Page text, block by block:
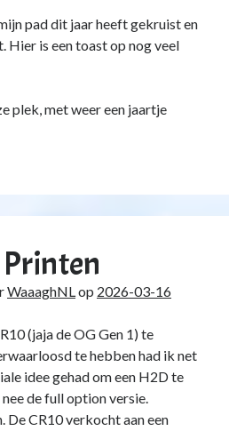
pad dit jaar heeft gekruist en
Hier is een toast op nog veel
plek, met weer een jaartje
WaaaghNLop 2026-03-16
(jaja de OG Gen 1) te
te hebben had ik net
idee gehad om een H2D te
de full option versie.
De CR10 verkocht aan een